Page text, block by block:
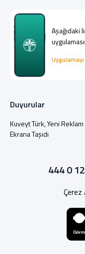
Aşağıdaki
Duyurular
Kuveyt Türk, Yeni Reklam
Ekrana Taşıdı
444 0
Çerez